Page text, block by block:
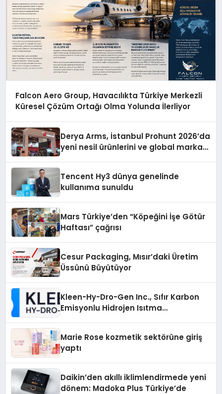
Falcon Aero Group, Havacılıkta Türkiye Merkezli
Küresel Çözüm Ortağı Olma Yolunda İlerliyor
Derya Arms, İstanbul Prohunt 2026’da
yeni nesil ürünlerini ve global marka
Tencent Hy3 dünya genelinde
kullanıma sunuldu
Mars Türkiye’den “Köpeğini İşe Götür
Haftası” çağrısı
Cesur Packaging, Mısır’daki Üretim
Üssünü Büyütüyor
Kleen-Hy-Dro-Gen Inc., Sıfır Karbon
Emisyonlu Hidrojen Isıtma
Marie Rose kozmetik sektörüne giriş
yaptı
Daikin’den akıllı iklimlendirmede yeni
dönem: Madoka Plus Türkiye’de